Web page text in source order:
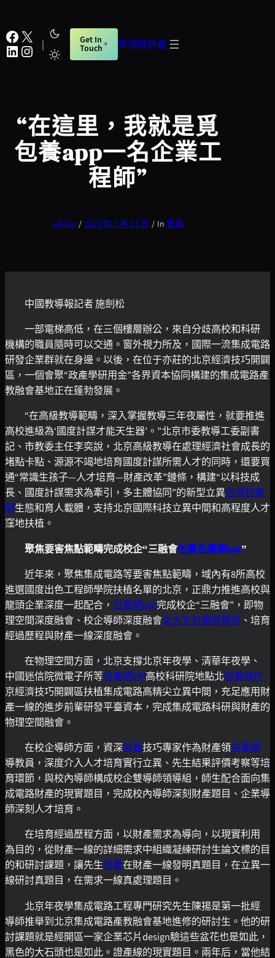
至
主
要
夢想被折疊
Facebook X
LinkedIn Instagram | Get In
Touch
“在這里，我就是覓
包養app一名企業工
程師”
admin / 2025 年 7 月 27 日 / In 驚喜
中國教導報記者 施劍松
一部電梯高低，在三個樓層辦公，來自分歧高校和科研
機構的職員隨時可以交通。窗外視力所及，國際一流集成電路
研發企業群就在身邊。以後，在位于亦莊的北京經濟技巧開闢
區，一個會聚“政產學研用金”各界資本協同構建的集成電路產
教融會基地正在蓬勃發展。
“在高級教導範疇，深入掌握教導三年夜屬性，就要推進
高校進級為‘國度計謀才能天生器’。”北京市委教導工委副書
記、市教委主任李奕說，北京高級教導在處理經濟社會成長的
堵點卡點、源源不竭地培育國度計謀所需人才的同時，還要買
通“常識生孩子—人才培育—財產改革”鏈條，構建“以科技成
長、國度計謀需求為牽引，多主體協同”的新型立異台灣包養
網生態和育人載體，支持北京國際科技立異中間和高程度人才
窪地扶植。
聚焦要害焦點範疇完成校企“三融會包養包養網ppt”
近年來，聚焦集成電路等要害焦點範疇，域內有8所高校
進選國度出色工程師學院扶植名單的北京，正鼎力推進高校與
龍頭企業深度一起配合， 包養網ppt完成校企“三融會”，即物
理空間深度融會、校企導師深度融會女大生包養俱樂部 、培育
經過歷程與財產一線深度融會。
在物理空間方面，北京支撐北京年夜學、清華年夜學、
中國迷信院微電子所等包養網VIP高校科研院地點北包養條件
京經濟技巧開闢區扶植集成電路高精尖立異中間，充足應用財
產一線的進步前輩研發平臺資本，完成集成電路科研與財產的
物理空間融會。
在校企導師方面，資深包養技巧專家作為財產領包養網
導教員，深度介入人才培育實行立異、先生結果評價考察等培
育環節，與校內導師構成校企雙導師領導組，師生配合面向集
成電路財產的現實題目，完成校內導師深刻財產題目、企業導
師深刻人才培育。
在培育經過歷程方面，以財產需求為導向，以現實利用
為目的，從財產一線的詳細需求中組織凝練研討生論文標的目
的和研討課題，讓先生包養在財產一線發明真題目，在立異一
線研討真題目，在需求一線真處理題目。
北京年夜學集成電路工程專門研究先生陳揚是第一批經
導師推舉到北京集成電路產教融會基地進修的研討生。他的研
討課題就是經開區一家企業芯片design驗這些盆花也是如此，
黑色的大石頭也是如此。證產線的現實題目。兩年后，當他結